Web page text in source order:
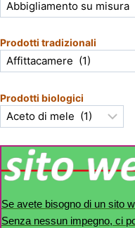
Prodotti tradizionali
Prodotti biologici
Se avete bisogno di un sito
Senza nessun impegno, ci